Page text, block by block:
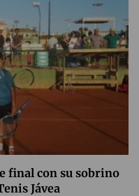
final con su sobrino
Jávea